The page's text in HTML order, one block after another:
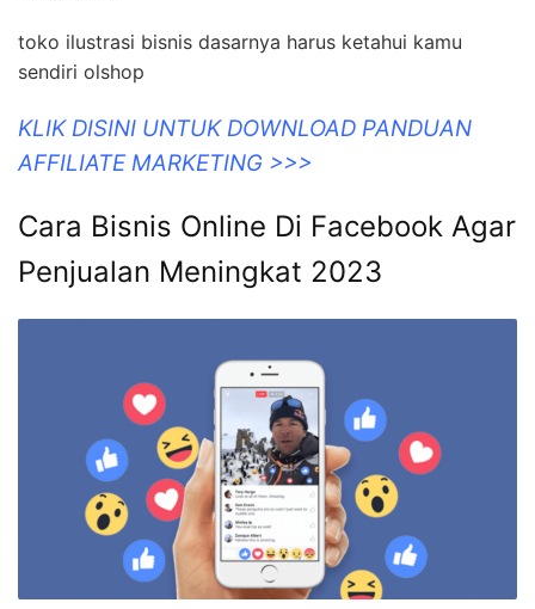
toko ilustrasi bisnis dasarnya harus ketahui kamu
sendiri olshop
KLIK DISINI UNTUK DOWNLOAD PANDUAN
AFFILIATE MARKETING >>>
Cara Bisnis Online Di Facebook Agar
Penjualan Meningkat 2023